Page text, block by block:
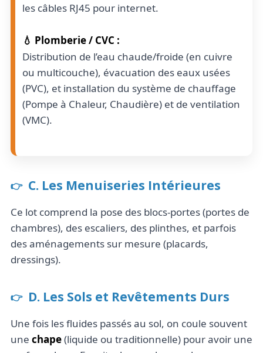
les câbles RJ45 pour internet.
💧 Plomberie / CVC :
Distribution de l’eau chaude/froide (en cuivre
ou multicouche), évacuation des eaux usées
(PVC), et installation du système de chauffage
(Pompe à Chaleur, Chaudière) et de ventilation
(VMC).
C. Les Menuiseries Intérieures
Ce lot comprend la pose des blocs-portes (portes de
chambres), des escaliers, des plinthes, et parfois
des aménagements sur mesure (placards,
dressings).
D. Les Sols et Revêtements Durs
Une fois les fluides passés au sol, on coule souvent
une chape(liquide ou traditionnelle) pour avoir une